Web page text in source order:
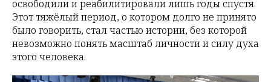
освободили и реабилитировали лишь годы спустя.
Этот тяжёлый период, о котором долго не принято
было говорить, стал частью истории, без которой
невозможно понять масштаб личности и силу духа
этого человека.